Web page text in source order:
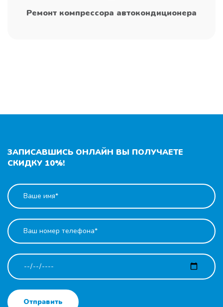
Ремонт компрессора автокондиционера
ЗАПИСАВШИСЬ ОНЛАЙН ВЫ ПОЛУЧАЕТЕ
СКИДКУ 10%!
Отправить